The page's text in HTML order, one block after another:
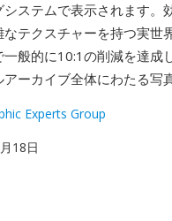
ステムで表示されます。
テクスチャーを持つ実
般的に10:1の削減を達成
ーカイブ全体にわたる写
Experts Group
18日